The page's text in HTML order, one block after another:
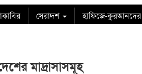
সেরাদশ হাফিজে-কুরআনদের
মাদ্রাসাসমূহ